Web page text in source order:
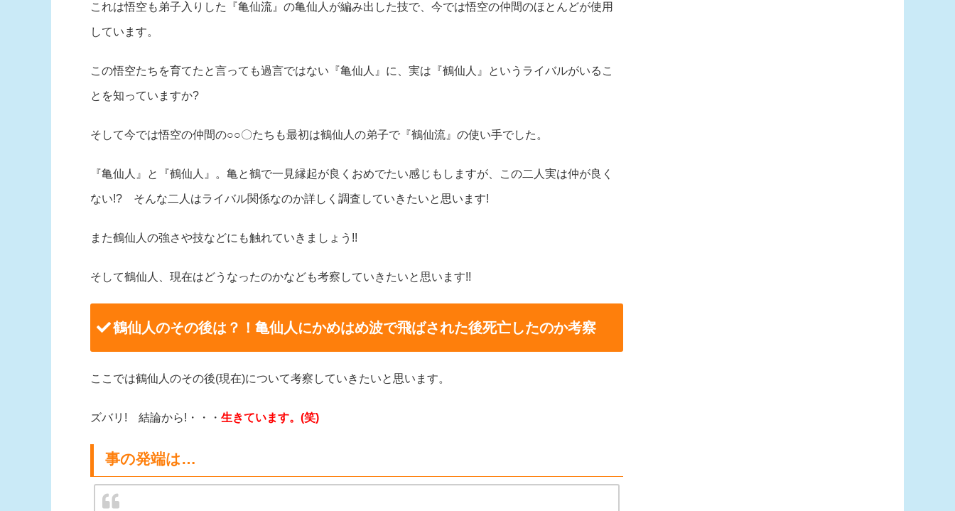
これは悟空も弟子入りした『亀仙流』の亀仙人が編み出した技で、今では悟空の仲間のほとんどが使用
しています。
この悟空たちを育てたと言っても過言ではない『亀仙人』に、実は『鶴仙人』というライバルがいるこ
とを知っていますか?
そして今では悟空の仲間の○○〇たちも最初は鶴仙人の弟子で『鶴仙流』の使い手でした。
『亀仙人』と『鶴仙人』。亀と鶴で一見縁起が良くおめでたい感じもしますが、この二人実は仲が良く
ない!? そんな二人はライバル関係なのか詳しく調査していきたいと思います!
また鶴仙人の強さや技などにも触れていきましょう!!
そして鶴仙人、現在はどうなったのかなども考察していきたいと思います!!
鶴仙人のその後は？！亀仙人にかめはめ波で飛ばされた後死亡したのか考察
ここでは鶴仙人のその後(現在)について考察していきたいと思います。
ズバリ! 結論から!・・・ 生きています。(笑)
事の発端は…